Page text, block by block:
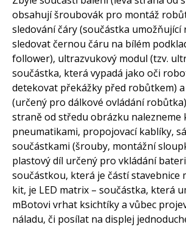
obsahují šroubovák pro montáž
sledování čáry (součástka
sledovat černou čáru na bílém
follower), ultrazvukový modul (tzv.
součástka, která vypadá jako oči
detekovat překážky před robůtkem) a
(určený pro dálkové ovládání
straně od středu obrázku nalezneme
pneumatikami, propojovací kablíky,
součástkami (šrouby, montážní
plastový díl určený pro vkládání
součástkou, která je částí stavebnice
kit, je LED matrix – součástka, která
mBotovi vrhat ksichtíky a vůbec
náladu, či posílat na displej